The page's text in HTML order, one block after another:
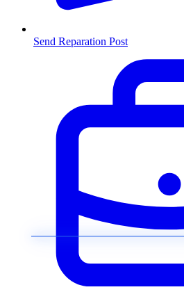
Send Reparation Post